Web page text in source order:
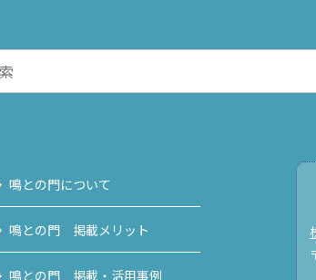
鳴との門について
鳴との門 掲載メリット
鳴との門 掲載・活用事例